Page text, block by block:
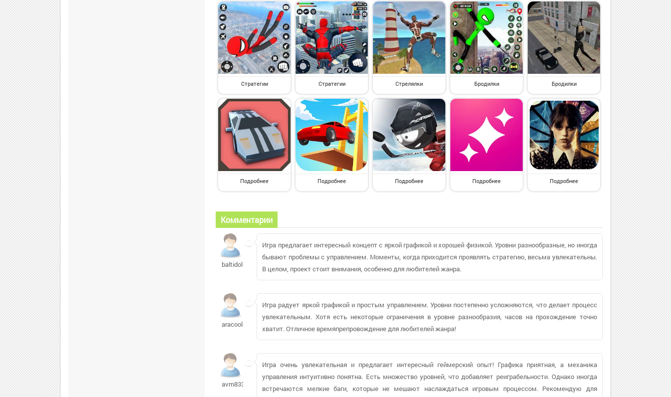
Стратегии Стратегии Стрелялки Бродилки Бродилки
Подробнее Подробнее Подробнее Подробнее Подробнее
Комментарии
baltidolls154
Игра предлагает интересный концепт с яркой графикой и хорошей физикой. Уровни разнообразные, но иногда
бывают проблемы с управлением. Моменты, когда приходится проявлять стратегию, весьма увлекательны.
В целом, проект стоит внимания, особенно для любителей жанра.
aracool86645
Игра радует яркой графикой и простым управлением. Уровни постепенно усложняются, что делает процесс
увлекательным. Хотя есть некоторые ограничения в уровне разнообразия, часов на прохождение точно
хватит. Отличное времяпрепровождение для любителей жанра!
avm83362
Игра очень увлекательная и предлагает интересный геймерский опыт! Графика приятная, а механика
управления интуитивно понятна. Есть множество уровней, что добавляет реиграбельности. Однако иногда
встречаются мелкие баги, которые не мешают наслаждаться игровым процессом. Рекомендую для